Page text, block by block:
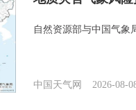
自然资源部与中国气象
中国天气网 2026-08-